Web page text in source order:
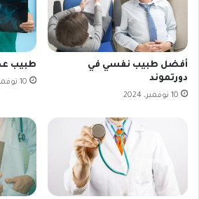
أفضل طبيب نفسي في
دورتموند
10 نوفمبر، 2024
طبيب
10 نوفمبر، 2024